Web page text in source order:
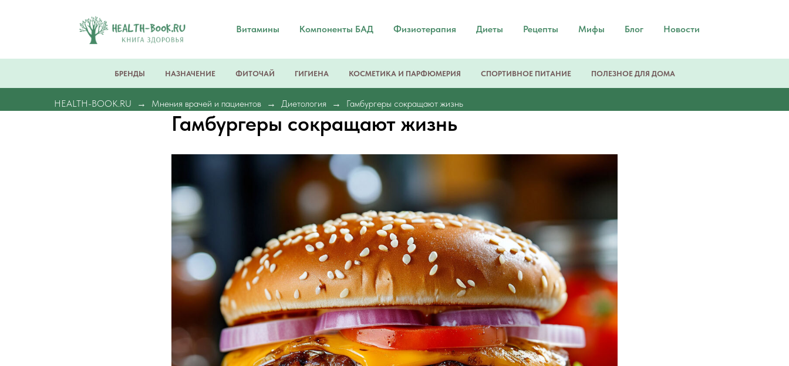
Витамины Компоненты БАД Физиотерапия Диеты Рецепты Мифы Блог Новости
БРЕНДЫ НАЗНАЧЕНИЕ ФИТОЧАЙ ГИГИЕНА КОСМЕТИКА И ПАРФЮМЕРИЯ СПОРТИВНОЕ ПИТАНИЕ ПОЛЕЗНОЕ ДЛЯ ДОМА
HEALTH-BOOK.RU Мнения врачей и пациентов Диетология Гамбургеры сокращают жизнь
Гамбургеры сокращают жизнь